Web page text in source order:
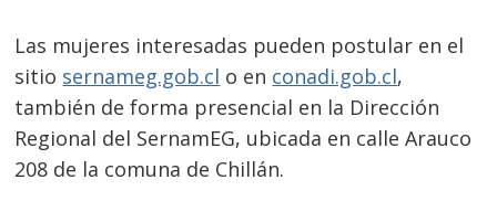
Las mujeres interesadas pueden postular en el
sitio sernameg.gob.cl o en conadi.gob.cl,
también de forma presencial en la Dirección
Regional del SernamEG, ubicada en calle Arauco
208 de la comuna de Chillán.